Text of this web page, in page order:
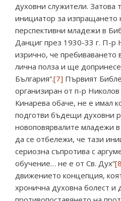
духовни служители. Затова
инициатор за изпращането
перспективни младежи в
Данциг през 1930-33 г. П-р
изрично, че пребиваването
лична полза и ще
България“.[7] Първият
организиран от п-р
Кинарева обаче, не е имал
подготви бъдещи духовни
новоповярвалите младежи
да се отбележи, че тази
сериозна съпротива с
обучение… не е от Св. Дух“
движението концепция,
хронична духовна болест и